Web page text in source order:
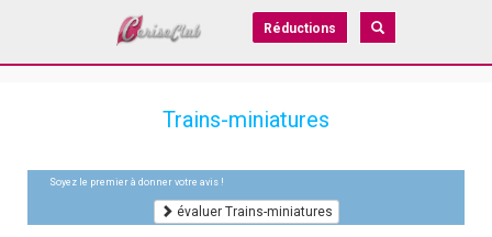
Réductions
Trains-miniatures
Soyez le premier à donner votre avis !
évaluer Trains-miniatures